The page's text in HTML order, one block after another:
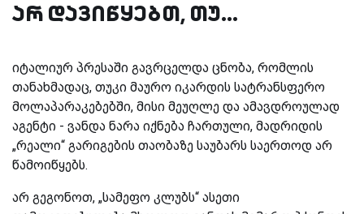
არ დავიწყებთ, თუ...
იტალიურ პრესაში გავრცელდა ცნობა, რომლის
თანახმადაც, თუკი მაურო იკარდის სატრანსფერო
მოლაპარაკებებში, მისი მეუღლე და ამავდროულად
აგენტი - ვანდა ნარა იქნება ჩართული, მადრიდის
„რეალი“ გარიგების თაობაზე საუბარს საერთოდ არ
წამოიწყებს.
არ გეგონოთ, „სამეფო კლუბს“ ასეთი